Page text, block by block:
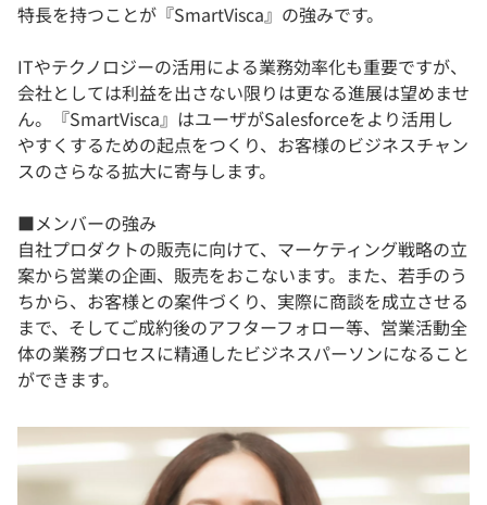
特長を持つことが『SmartVisca』の強みです。
ITやテクノロジーの活用による業務効率化も重要ですが、
会社としては利益を出さない限りは更なる進展は望めませ
ん。『SmartVisca』はユーザがSalesforceをより活用し
やすくするための起点をつくり、お客様のビジネスチャン
スのさらなる拡大に寄与します。
​​​■メンバーの強み
自社プロダクトの販売に向けて、マーケティング戦略の立
案から営業の企画、販売をおこないます。また、若手のう
ちから、お客様との案件づくり、実際に商談を成立させる
まで、そしてご成約後のアフターフォロー等、営業活動全
体の業務プロセスに精通したビジネスパーソンになること
ができます。